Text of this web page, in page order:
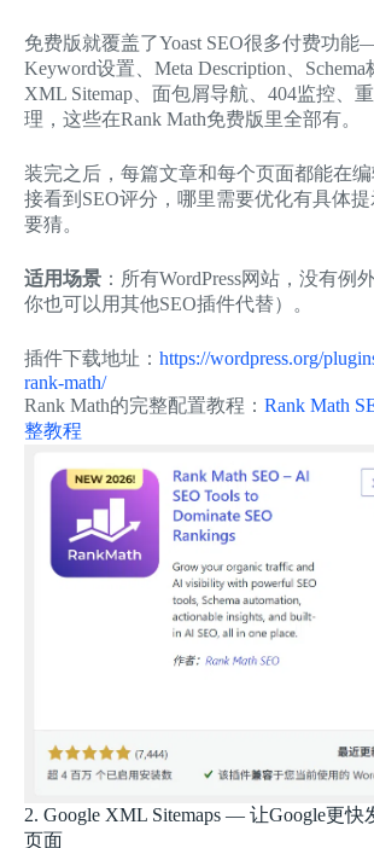
免费版就覆盖了Yoast SEO很多付费功
Keyword设置、Meta Description、Schema
XML Sitemap、面包屑导航、404监控、
理，这些在Rank Math免费版里全部有。
装完之后，每篇文章和每个页面都能在
接看到SEO评分，哪里需要优化有具体
要猜。
适用场景 ：所有WordPress网站，没有例
你也可以用其他SEO插件代替）。
插件下载地址： https://wordpress.org/
rank-math/
Rank Math的完整配置教程： Rank Math
整教程
2. Google XML Sitemaps — 让Google更快
页面